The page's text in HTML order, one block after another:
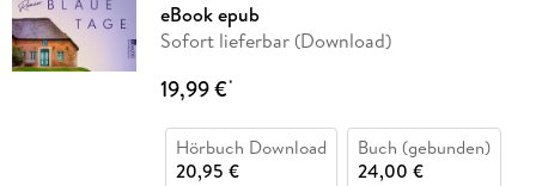
eBook epub
Sofort lieferbar (Download)
19,99 €*
Hörbuch Download
20,95 €
Buch (gebunden)
24,00 €